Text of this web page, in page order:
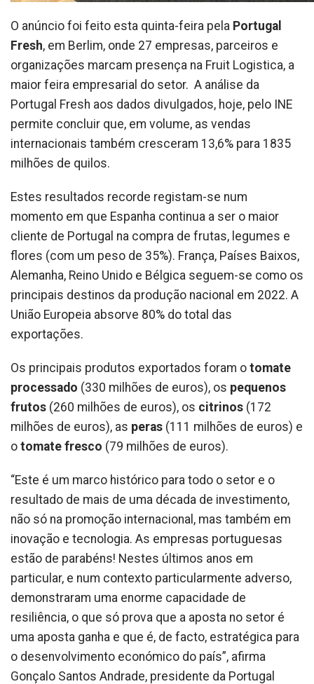
O anúncio foi feito esta quinta-feira pela Portugal
Fresh, em Berlim, onde 27 empresas, parceiros e
organizações marcam presença na Fruit Logistica, a
maior feira empresarial do setor. A análise da
Portugal Fresh aos dados divulgados, hoje, pelo INE
permite concluir que, em volume, as vendas
internacionais também cresceram 13,6% para 1835
milhões de quilos.
Estes resultados recorde registam-se num
momento em que Espanha continua a ser o maior
cliente de Portugal na compra de frutas, legumes e
flores (com um peso de 35%). França, Países Baixos,
Alemanha, Reino Unido e Bélgica seguem-se como os
principais destinos da produção nacional em 2022. A
União Europeia absorve 80% do total das
exportações.
Os principais produtos exportados foram o tomate
processado (330 milhões de euros), os pequenos
frutos (260 milhões de euros), os citrinos (172
milhões de euros), as peras (111 milhões de euros) e
o tomate fresco (79 milhões de euros).
“Este é um marco histórico para todo o setor e o
resultado de mais de uma década de investimento,
não só na promoção internacional, mas também em
inovação e tecnologia. As empresas portuguesas
estão de parabéns! Nestes últimos anos em
particular, e num contexto particularmente adverso,
demonstraram uma enorme capacidade de
resiliência, o que só prova que a aposta no setor é
uma aposta ganha e que é, de facto, estratégica para
o desenvolvimento económico do país”, afirma
Gonçalo Santos Andrade, presidente da Portugal